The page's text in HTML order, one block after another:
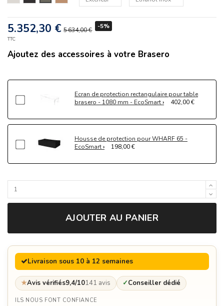
5.352,30 € 5 634,00 € -5%
TTC
Ajoutez des accessoires à votre Brasero
Ecran de protection rectangulaire pour table
brasero - 1080 mm - EcoSmart
402,00 €
Housse de protection pour WHARF 65 -
EcoSmart
198,00 €
AJOUTER AU PANIER
Livraison sous 10 à 12 semaines
★Avis vérifiés9,4/10141 avis ✓Conseiller dédié
ILS NOUS FONT CONFIANCE